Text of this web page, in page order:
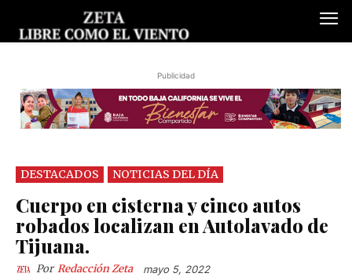
Publicidad
DESTACADOS NOTICIAS DEL DÍA
Cuerpo en cisterna y cinco autos
robados localizan en Autolavado de
Tijuana.
Por Redacción Zeta mayo 5, 2022